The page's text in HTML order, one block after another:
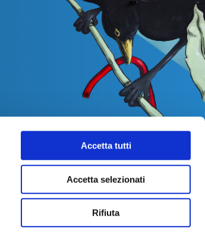
Accetta tutti
Accetta selezionati
Rifiuta